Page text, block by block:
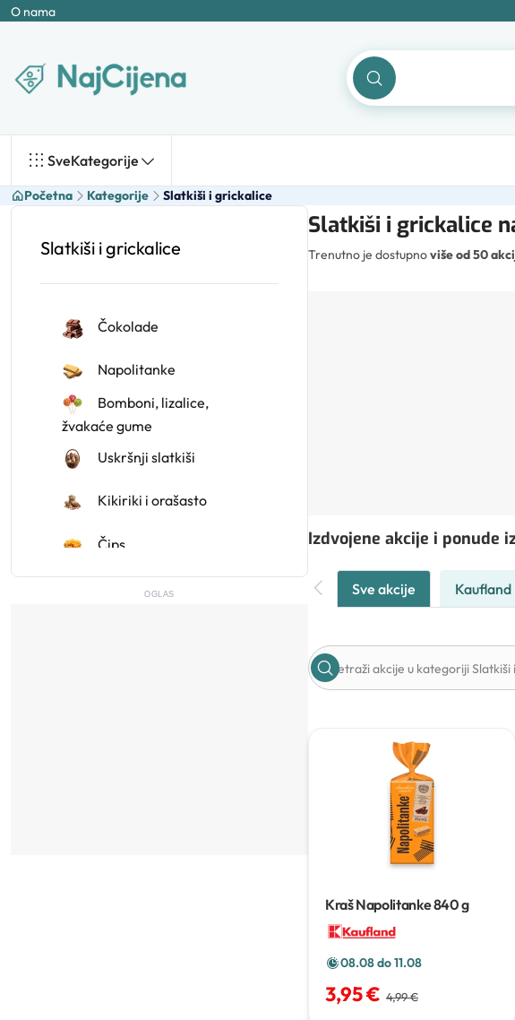
O nama
SveKategorije
Početna Kategorije Slatkiši i grickalice
Slatkiši i grickalice
Trenutno je dostupnoviše od 50
Izdvojene akcije i ponude
Sve akcije Kaufland
Kraš Napolitanke840 g
08.08 do 11.08
3,95 € 4,99 €
Slatkiši i grickalice
Čokolade
Napolitanke
Bomboni, lizalice,
žvakaće gume
Uskršnji slatkiši
Kikiriki i orašasto
Čips
OGLAS